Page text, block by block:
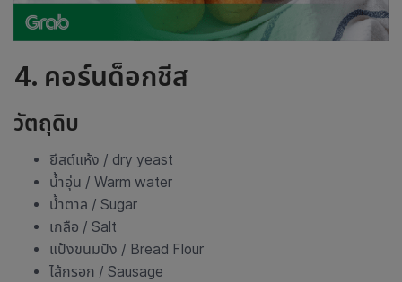
4. คอร์นด็อกชีส
วัตถุดิบ
ยีสต์แห้ง / dry yeast
น้ำอุ่น / Warm water
น้ำตาล / Sugar
เกลือ / Salt
แป้งขนมปัง / Bread Flour
ไส้กรอก / Sausage